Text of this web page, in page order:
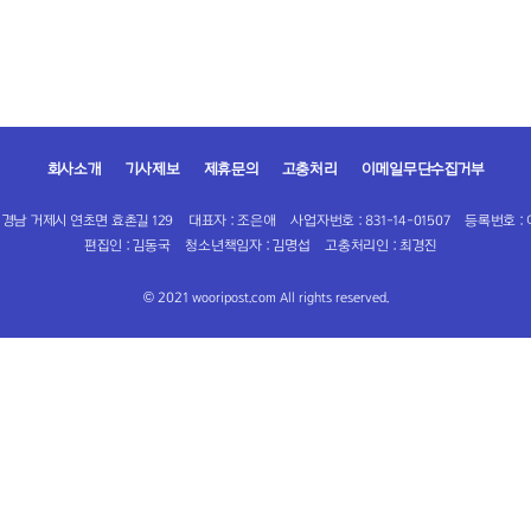
회사소개 기사제보 제휴문의 고충처리 이메일무단수집거부
남 거제시 연초면 효촌길 129 대표자 : 조은애 사업자번호 : 831-14-01507
등록번호 :
편집인 : 김동국
청소년책임자 : 김명섭 고충처리인 : 최경진
© 2021 wooripost.com All rights reserved.